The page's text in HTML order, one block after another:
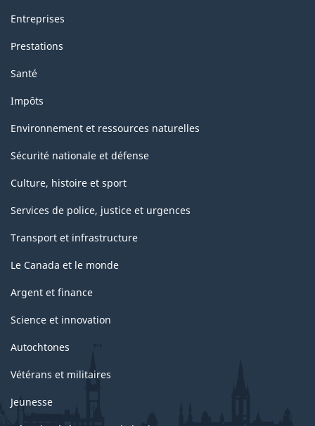
Entreprises
Prestations
Santé
Impôts
Environnement et ressources naturelles
Sécurité nationale et défense
Culture, histoire et sport
Services de police, justice et urgences
Transport et infrastructure
Le Canada et le monde
Argent et finance
Science et innovation
Autochtones
Vétérans et militaires
Jeunesse